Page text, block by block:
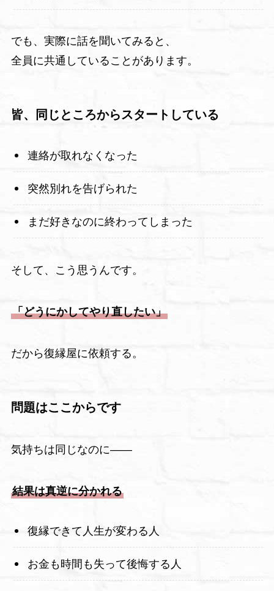
でも、実際に話を聞いてみると、
全員に共通していることがあります。
皆、同じところからスタートしている
連絡が取れなくなった
突然別れを告げられた
まだ好きなのに終わってしまった
そして、こう思うんです。
「どうにかしてやり直したい」
だから復縁屋に依頼する。
問題はここからです
気持ちは同じなのに――
結果は真逆に分かれる
復縁できて人生が変わる人
お金も時間も失って後悔する人